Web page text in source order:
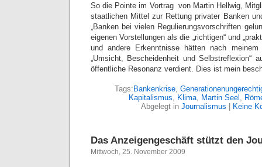
So die Pointe im Vortrag von Martin Hellwig,
staatlichen Mittel zur Rettung privater Banken
„Banken bei vielen Regulierungsvorschriften
eigenen Vorstellungen als die „richtigen“ und
und andere Erkenntnisse hätten nach
„Umsicht, Bescheidenheit und Selbstreflexion“
öffentliche Resonanz verdient. Dies ist mein
Tags:Bankenkrise,
Kapitalismus
Klima, Martin Seel
Abgelegt in Journalismus | Keine
Das Anzeigengeschäft stützt den
Mittwoch, 25. November 2009